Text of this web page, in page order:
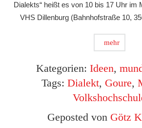
Dialekts“ heißt es von 10 bis 17 Uhr im
VHS Dillenburg (Bahnhofstraße 10,
mehr
Kategorien: Ideen,
Tags: Dialekt, Goure,
Geposted von Götz